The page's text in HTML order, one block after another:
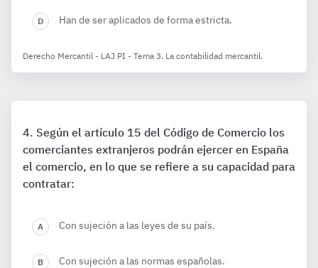
Han de ser aplicados de forma estricta.
Derecho Mercantil - LAJ PI - Tema 3. La contabilidad mercantil.
Según el artículo 15 del Código de Comercio los
comerciantes extranjeros podrán ejercer en España
el comercio, en lo que se refiere a su capacidad para
contratar:
Con sujeción a las leyes de su país.
Con sujeción a las normas españolas.